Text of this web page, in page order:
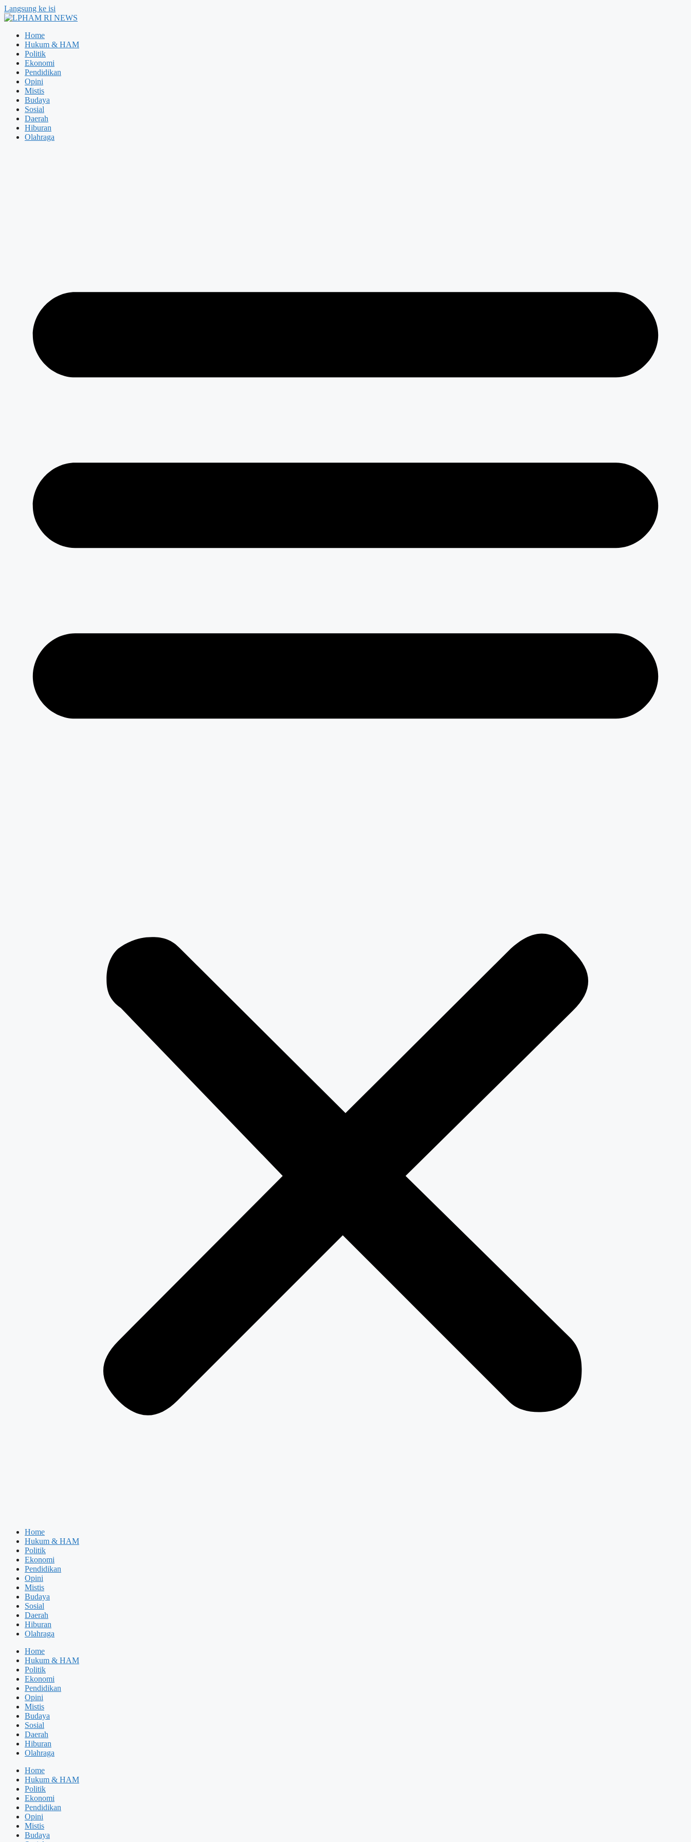
Langsung ke isi
Home
Hukum & HAM
Politik
Ekonomi
Pendidikan
Opini
Mistis
Budaya
Sosial
Daerah
Hiburan
Olahraga
Home
Hukum & HAM
Politik
Ekonomi
Pendidikan
Opini
Mistis
Budaya
Sosial
Daerah
Hiburan
Olahraga
Home
Hukum & HAM
Politik
Ekonomi
Pendidikan
Opini
Mistis
Budaya
Sosial
Daerah
Hiburan
Olahraga
Home
Hukum & HAM
Politik
Ekonomi
Pendidikan
Opini
Mistis
Budaya